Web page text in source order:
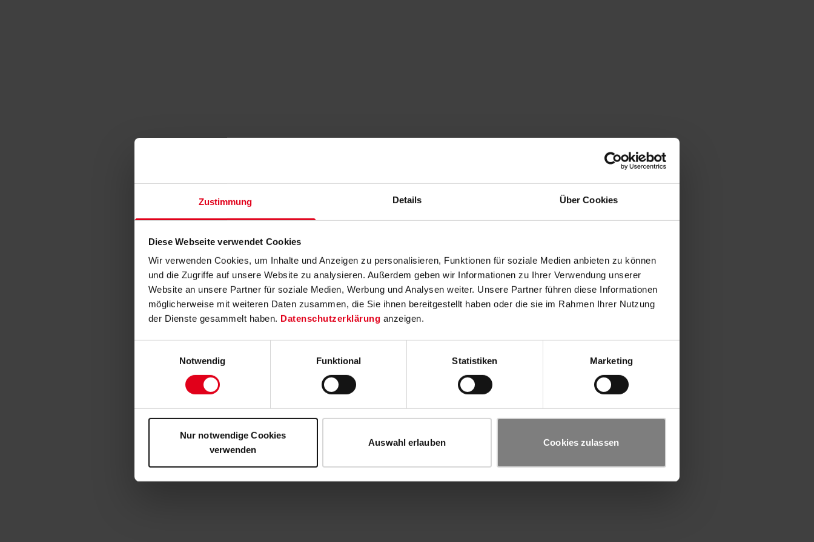
Zustimmung Details Über Cookies
Diese Webseite verwendet Cookies
Wir verwenden Cookies, um Inhalte und Anzeigen zu personalisieren, Funktionen für soziale Medien anbieten zu können
und die Zugriffe auf unsere Website zu analysieren. Außerdem geben wir Informationen zu Ihrer Verwendung unserer
Website an unsere Partner für soziale Medien, Werbung und Analysen weiter. Unsere Partner führen diese Informationen
möglicherweise mit weiteren Daten zusammen, die Sie ihnen bereitgestellt haben oder die sie im Rahmen Ihrer Nutzung
der Dienste gesammelt haben. Datenschutzerklärung anzeigen.
Notwendig
Funktional Statistiken Marketing
Nur notwendige Cookies
verwenden
Auswahl erlauben Cookies zulassen